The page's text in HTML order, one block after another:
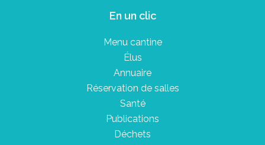
En un clic
Menu cantine
Élus
Annuaire
Réservation de salles
Santé
Publications
Déchets